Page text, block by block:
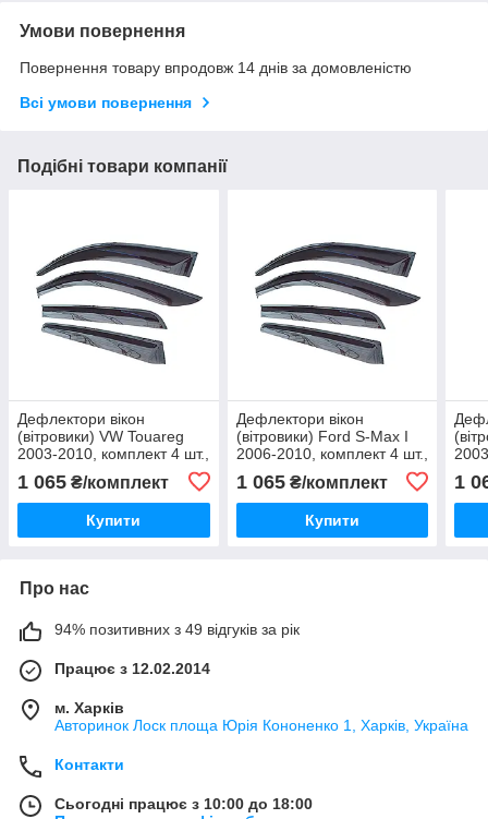
Умови повернення
Повернення товару впродовж 14 днів за домовленістю
Всі умови повернення
Подібні товари компанії
Дефлектори вікон
(вітровики) VW Touareg
2003-2010, комплект 4 шт.,
1 065 ₴/комплект
Купити
Дефлектори вікон
(вітровики) Ford S-Max I
2006-2010, комплект 4 шт.,
1 065₴/комплект
Купити
1
Про нас
94% позитивних з 49 відгуків за рік
Працює з 12.02.2014
м. Харків
Авторинок Лоск площа Юрія Кононенко 1, Харків, Україна
Контакти
Сьогодні працює з 10:00 до 18:00